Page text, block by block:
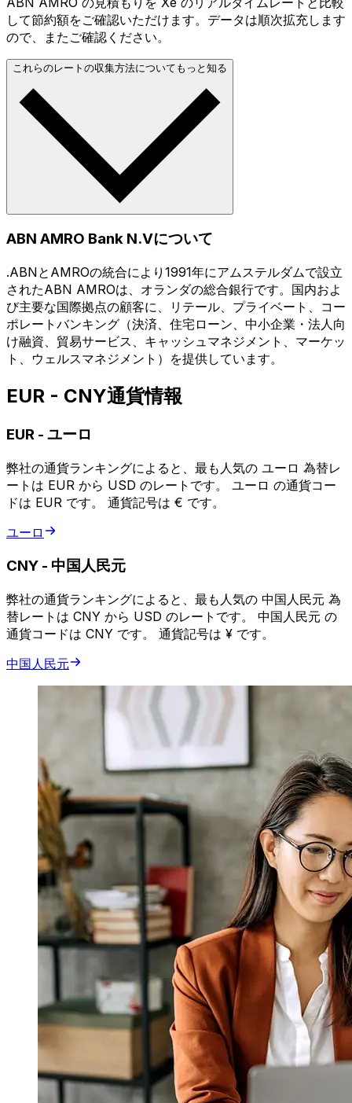
して節約額をご確認いただけます。データは順次拡充します
ので、またご確認ください。
これらのレートの収集方法についてもっと知る
ABN AMRO Bank N.Vについて
.ABNとAMROの統合により1991年にアムステルダムで設立
されたABN AMROは、オランダの総合銀行です。国内およ
び主要な国際拠点の顧客に、リテール、プライベート、コー
ポレートバンキング（決済、住宅ローン、中小企業・法人向
け融資、貿易サービス、キャッシュマネジメント、マーケッ
ト、ウェルスマネジメント）を提供しています。
EUR - CNY通貨情報
EUR - ユーロ
弊社の通貨ランキングによると、最も人気の ユーロ 為替レ
ートは EUR から USD のレートです。 ユーロ の通貨コー
ドは EUR です。 通貨記号は € です。
ユーロ
CNY - 中国人民元
弊社の通貨ランキングによると、最も人気の 中国人民元 為
替レートは CNY から USD のレートです。 中国人民元 の
通貨コードは CNY です。 通貨記号は ¥ です。
中国人民元